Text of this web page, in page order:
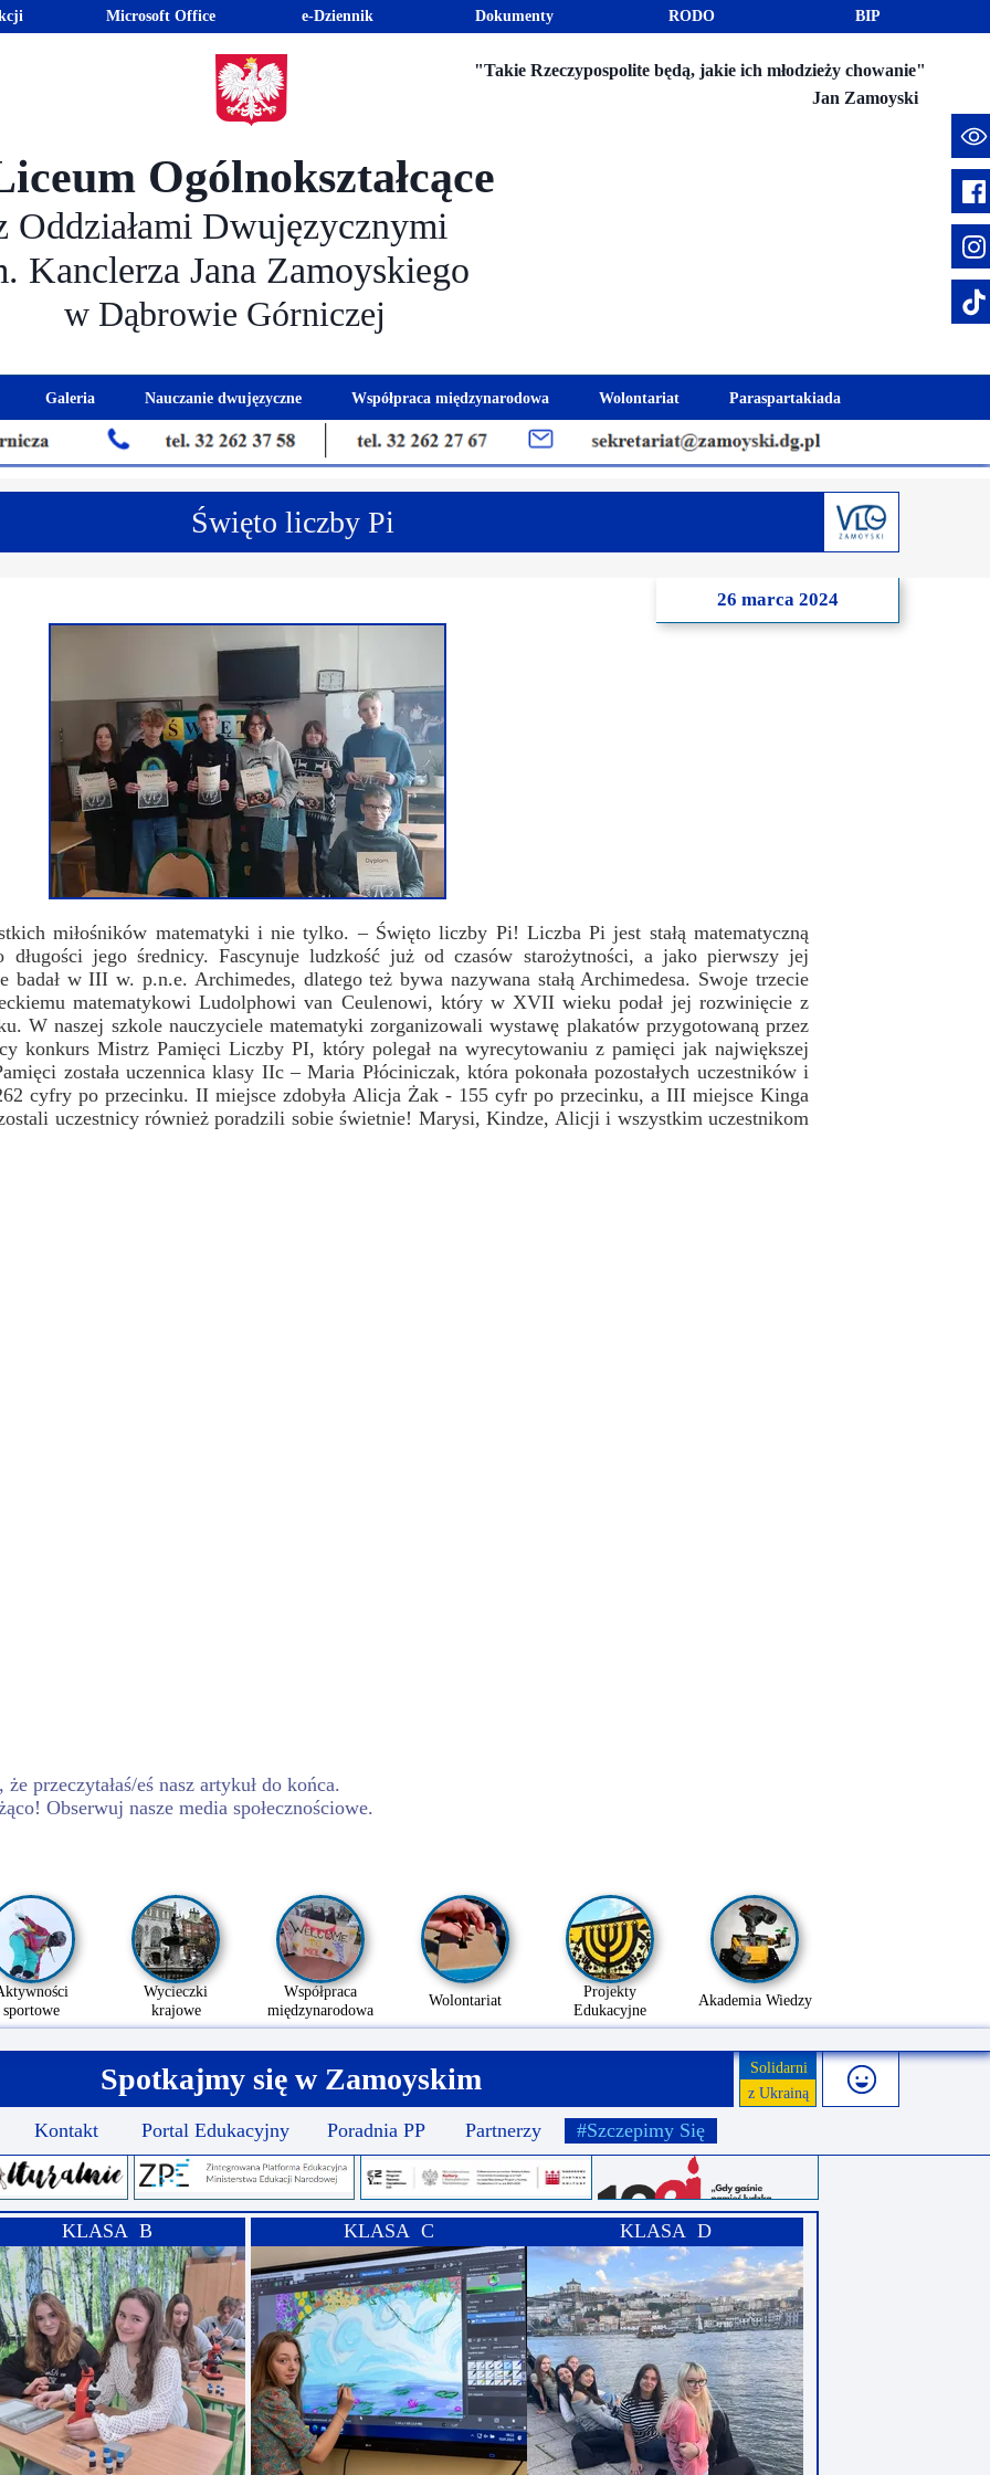
przeczytałaś/eś nasz artykuł do końca.
Obserwuj nasze media społecznościowe.
Święto liczby Pi
26 marca 2024
miłośników matematyki i nie tylko. – Święto liczby Pi! Liczba Pi jest stałą matematyczną
długości jego średnicy. Fascynuje ludzkość już od czasów starożytności, a jako pierwszy jej
badał w III w. p.n.e. Archimedes, dlatego też bywa nazywana stałą Archimedesa. Swoje trzecie
matematykowi Ludolphowi van Ceulenowi, który w XVII wieku podał jej rozwinięcie z
W naszej szkole nauczyciele matematyki zorganizowali wystawę plakatów przygotowaną przez
konkurs Mistrz Pamięci Liczby PI, który polegał na wyrecytowaniu z pamięci jak największej
została uczennica klasy IIc – Maria Płóciniczak, która pokonała pozostałych uczestników i
cyfry po przecinku. II miejsce zdobyła Alicja Żak - 155 cyfr po przecinku, a III miejsce Kinga
uczestnicy również poradzili sobie świetnie! Marysi, Kindze, Alicji i wszystkim uczestnikom
spotkań z rodzicami
Psychologiczno-Pedagogiczna
Galeria Nauczanie dwujęzyczne
Kadra dwujęzyczna
Współpraca międzynarodowa
Erasmus+
Youth For Understanding
Wymiana polsko-portugalska
Wolontariat
Akcje charytatywne
Szlachetna paczka
Paraspartakiada
Fundusz Stypendialny "Jesteśmy
Geneza i idea
Edycje
Puchar Prezydenta RP
Ogólnokształcące
Oddziałami Dwujęzycznymi
Kanclerza Jana Zamoyskiego
w Dąbrowie Górniczej
"Takie Rzeczypospolite będą, jakie ich młodzieży chowanie"
BIP
RODO
Dokumenty
e-Dziennik
Microsoft Office
Jan Zamoyski
Solidarni
z Ukrainą
KLASA D
KLASA C
KLASA B
#Szczepimy Się
Partnerzy
Poradnia PP
Portal Edukacyjny
Kontakt
Spotkajmy się w Zamoyskim
sportowe
Wycieczki
krajowe
Współpraca
międzynarodowa
Wolontariat
Projekty
Edukacyjne
Akademia Wiedzy